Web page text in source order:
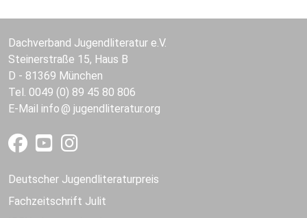
Dachverband Jugendliteratur e.V.
Steinerstraße 15, Haus B
D - 81369 München
Tel. 0049 (0) 89 45 80 806
E-Mail info jugendliteratur.org
Deutscher Jugendliteraturpreis
Fachzeitschrift Julit